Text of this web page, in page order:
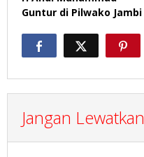
Guntur di Pilwako Jambi
Jangan Lewatkan